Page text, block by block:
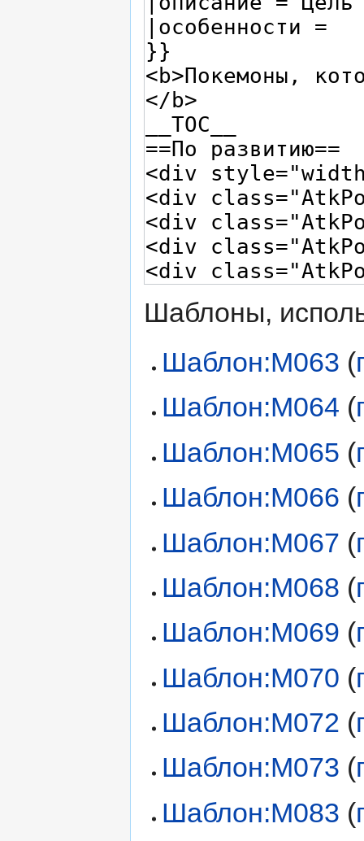
Шаблоны,
Шаблон:M063 (
Шаблон:M064 (
Шаблон:M065 (
Шаблон:M066 (
Шаблон:M067 (
Шаблон:M068 (
Шаблон:M069 (
Шаблон:M070 (
Шаблон:M072 (
Шаблон:M073 (
Шаблон:M083 (